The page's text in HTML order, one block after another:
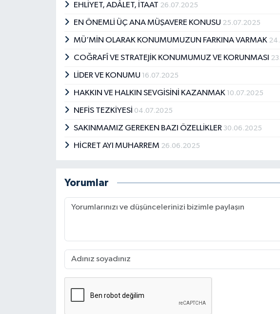
EHLİYET, ADÂLET, İTAAT 26.07.2025
EN ÖNEMLİ ÜÇ ANA MÜŞAVERE KONUSU 25.07.2025
MÜ’MİN OLARAK KONUMUMUZUN FARKINA VARMAK
COĞRAFÎ VE STRATEJİK KONUMUMUZ VE KORUNMASI
LİDER VE KONUMU 16.07.2025
HAKKIN VE HALKIN SEVGİSİNİ KAZANMAK 10.07.2025
NEFİS TEZKİYESİ 04.07.2025
SAKINMAMIZ GEREKEN BAZI ÖZELLİKLER 30.06.2025
HİCRET AYI MUHARREM 26.06.2025
Yorumlar